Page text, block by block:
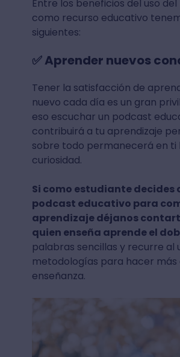
Entre los beneficios del uso
como recurso educativo
siguientes:
✅ Aprender nuevos
Tener la satisfacción de
nuevo cada día es un gran
eso escuchar un podcast
contribuirá a tu aprendizaje
sobre todo permanecerá en ti
curiosidad.
Si como estudiante decides
podcast educativo para
aprendizaje déjanos
quien enseña aprende el
palabras sencillas y recurre al
metodologías para hacer más
enseñanza.